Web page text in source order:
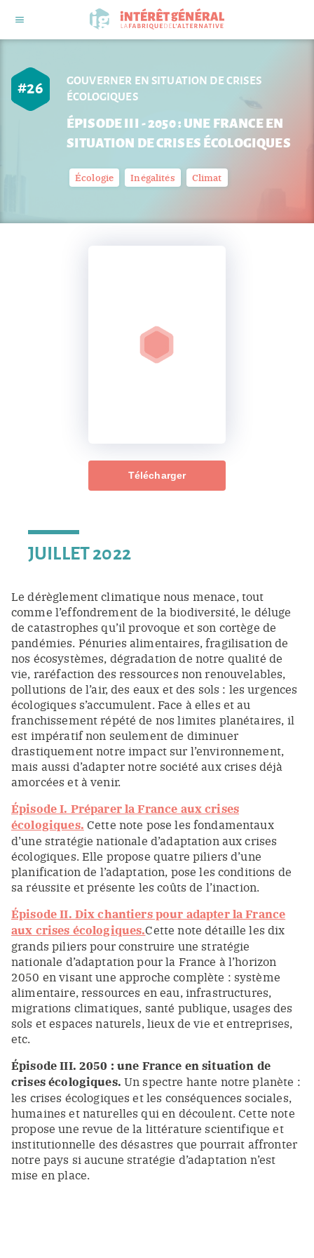
#26
GOUVERNER EN SITUATION DE CRISES
ÉCOLOGIQUES
ÉPISODE III - 2050 : UNE FRANCE EN
SITUATION DE CRISES ÉCOLOGIQUES
Écologie Inégalités Climat
Télécharger
JUILLET 2022
Le dérèglement climatique nous menace, tout
comme l’effondrement de la biodiversité, le déluge
de catastrophes qu’il provoque et son cortège de
pandémies. Pénuries alimentaires, fragilisation de
nos écosystèmes, dégradation de notre qualité de
vie, raréfaction des ressources non renouvelables,
pollutions de l’air, des eaux et des sols : les urgences
écologiques s’accumulent. Face à elles et au
franchissement répété de nos limites planétaires, il
est impératif non seulement de diminuer
drastiquement notre impact sur l’environnement,
mais aussi d’adapter notre société aux crises déjà
amorcées et à venir.
Épisode I. Préparer la France aux crises
écologiques. Cette note pose les fondamentaux
d’une stratégie nationale d’adaptation aux crises
écologiques. Elle propose quatre piliers d’une
planification de l’adaptation, pose les conditions de
sa réussite et présente les coûts de l’inaction.
Épisode II. Dix chantiers pour adapter la France
aux crises écologiques.Cette note détaille les dix
grands piliers pour construire une stratégie
nationale d’adaptation pour la France à l’horizon
2050 en visant une approche complète : système
alimentaire, ressources en eau, infrastructures,
migrations climatiques, santé publique, usages des
sols et espaces naturels, lieux de vie et entreprises,
etc.
Épisode III. 2050 : une France en situation de
crises écologiques. Un spectre hante notre planète :
les crises écologiques et les conséquences sociales,
humaines et naturelles qui en découlent. Cette note
propose une revue de la littérature scientifique et
institutionnelle des désastres que pourrait affronter
notre pays si aucune stratégie d’adaptation n’est
mise en place.